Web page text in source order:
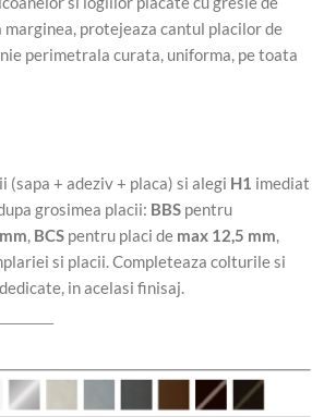
protejeaza cantul placilor de
perimetrala curata, uniforma, pe toata
+ adeziv + placa) si alegi H1 imediat
grosimea placii: BBS pentru
, BCS pentru placi de max 12,5 mm,
si placii. Completeaza colturile si
in acelasi finisaj.